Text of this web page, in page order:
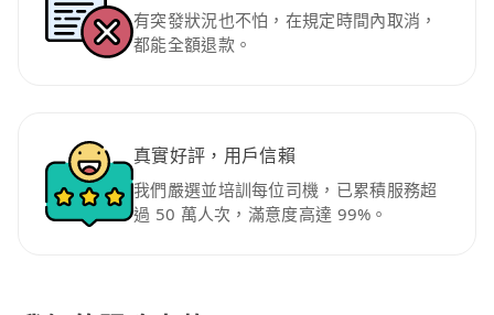
有突發狀況也不怕，在規定時間內取消，
都能全額退款。
真實好評，用戶信賴
我們嚴選並培訓每位司機，已累積服務超
過 50 萬人次，滿意度高達 99%。